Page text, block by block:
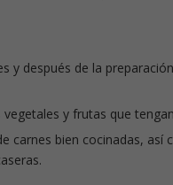
y después de la
y frutas que
carnes bien cocinadas, así